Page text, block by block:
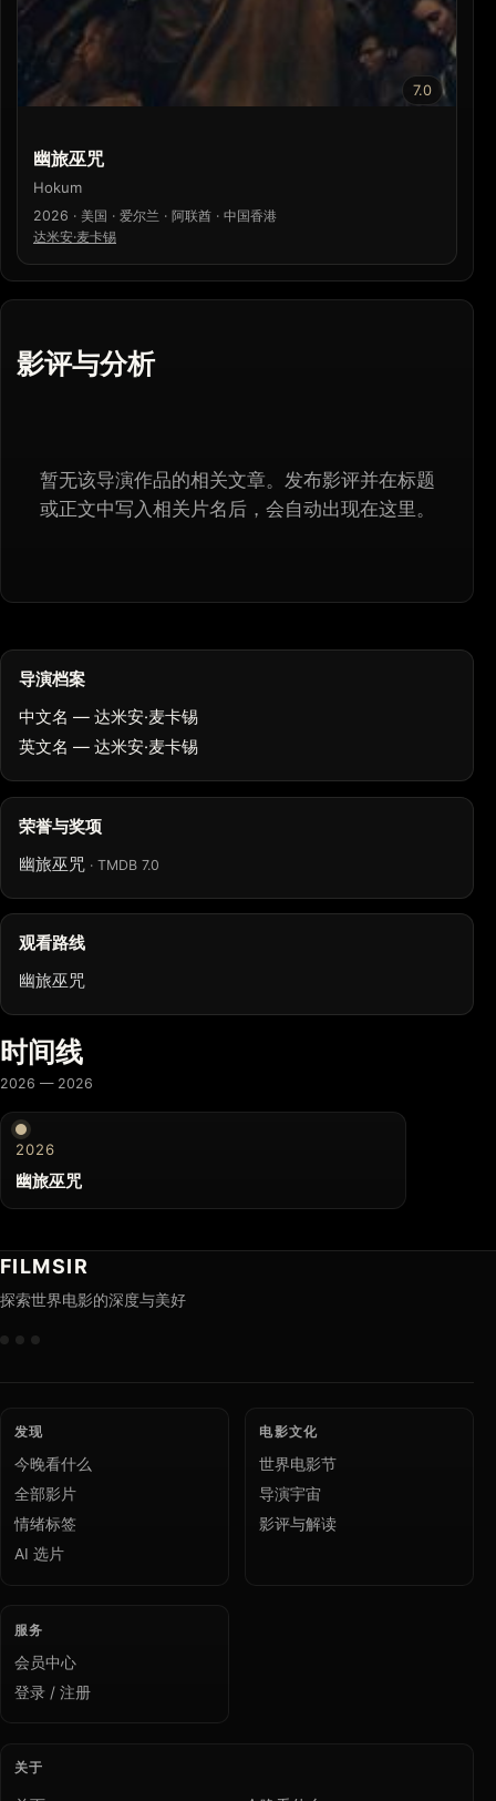
7.0
幽旅巫咒
Hokum
2026 · 美国 · 爱尔兰 · 阿联酋 · 中国香港
达米安·麦卡锡
影评与分析
暂无该导演作品的相关文章。发布影评并在标题
或正文中写入相关片名后，会自动出现在这里。
导演档案
中文名 — 达米安·麦卡锡
英文名 — 达米安·麦卡锡
荣誉与奖项
幽旅巫咒 · TMDB 7.0
观看路线
幽旅巫咒
时间线
2026 — 2026
2026
幽旅巫咒
FILMSIR
探索世界电影的深度与美好
发现
今晚看什么
全部影片
情绪标签
AI 选片
电影文化
世界电影节
导演宇宙
影评与解读
服务
会员中心
登录 / 注册
关于